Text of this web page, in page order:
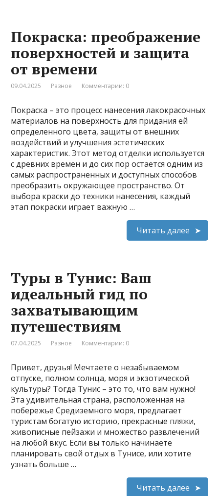
Покраска: преображение
поверхностей и защита
от времени
09.04.2025 Разное Комментарии: 0
Покраска – это процесс нанесения лакокрасочных
материалов на поверхность для придания ей
определенного цвета, защиты от внешних
воздействий и улучшения эстетических
характеристик. Этот метод отделки используется
с древних времен и до сих пор остается одним из
самых распространенных и доступных способов
преобразить окружающее пространство. От
выбора краски до техники нанесения, каждый
этап покраски играет важную …
Читать далее
Туры в Тунис: Ваш
идеальный гид по
захватывающим
путешествиям
07.04.2025 Разное Комментарии: 0
Привет, друзья! Мечтаете о незабываемом
отпуске, полном солнца, моря и экзотической
культуры? Тогда Тунис – это то, что вам нужно!
Эта удивительная страна, расположенная на
побережье Средиземного моря, предлагает
туристам богатую историю, прекрасные пляжи,
живописные пейзажи и множество развлечений
на любой вкус. Если вы только начинаете
планировать свой отдых в Тунисе, или хотите
узнать больше …
Читать далее